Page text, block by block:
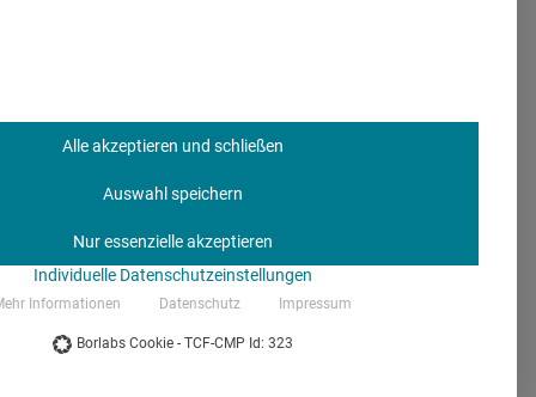
Alle akzeptieren und schließen
Auswahl speichern
Nur essenzielle akzeptieren
Individuelle Datenschutzeinstellungen
Informationen Datenschutz Impressum
Borlabs Cookie - TCF-CMP Id: 323